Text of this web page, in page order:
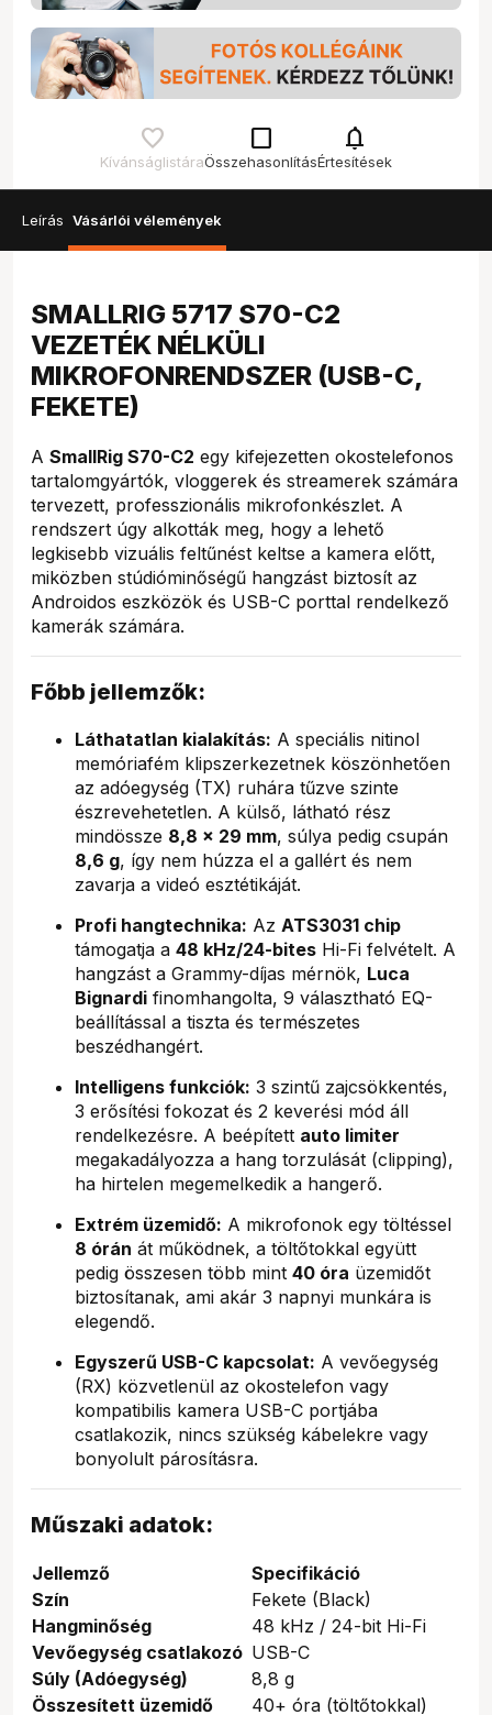
Kívánságlistára
check_box_outline_blank
Összehasonlítás
notifications
Értesítések
Leírás Vásárlói vélemények
SMALLRIG 5717 S70-C2
VEZETÉK NÉLKÜLI
MIKROFONRENDSZER (USB-C,
FEKETE)
A SmallRig S70-C2 egy kifejezetten okostelefonos
tartalomgyártók, vloggerek és streamerek számára
tervezett, professzionális mikrofonkészlet. A
rendszert úgy alkották meg, hogy a lehető
legkisebb vizuális feltűnést keltse a kamera előtt,
miközben stúdióminőségű hangzást biztosít az
Androidos eszközök és USB-C porttal rendelkező
kamerák számára.
Főbb jellemzők:
Láthatatlan kialakítás: A speciális nitinol
memóriafém klipszerkezetnek köszönhetően
az adóegység (TX) ruhára tűzve szinte
észrevehetetlen. A külső, látható rész
mindössze 8,8 × 29 mm, súlya pedig csupán
8,6 g, így nem húzza el a gallért és nem
zavarja a videó esztétikáját.
Profi hangtechnika: Az ATS3031 chip
támogatja a 48 kHz/24-bites Hi-Fi felvételt. A
hangzást a Grammy-díjas mérnök, Luca
Bignardi finomhangolta, 9 választható EQ-
beállítással a tiszta és természetes
beszédhangért.
Intelligens funkciók: 3 szintű zajcsökkentés,
3 erősítési fokozat és 2 keverési mód áll
rendelkezésre. A beépített auto limiter
megakadályozza a hang torzulását (clipping),
ha hirtelen megemelkedik a hangerő.
Extrém üzemidő: A mikrofonok egy töltéssel
8 órán át működnek, a töltőtokkal együtt
pedig összesen több mint 40 óra üzemidőt
biztosítanak, ami akár 3 napnyi munkára is
elegendő.
Egyszerű USB-C kapcsolat: A vevőegység
(RX) közvetlenül az okostelefon vagy
kompatibilis kamera USB-C portjába
csatlakozik, nincs szükség kábelekre vagy
bonyolult párosításra.
Műszaki adatok:
Jellemző
Specifikáció
Szín
Fekete (Black)
Hangminőség
48 kHz / 24-bit Hi-Fi
Vevőegység csatlakozó USB-C
Súly (Adóegység)
8,8 g
Összesített üzemidő
40+ óra (töltőtokkal)